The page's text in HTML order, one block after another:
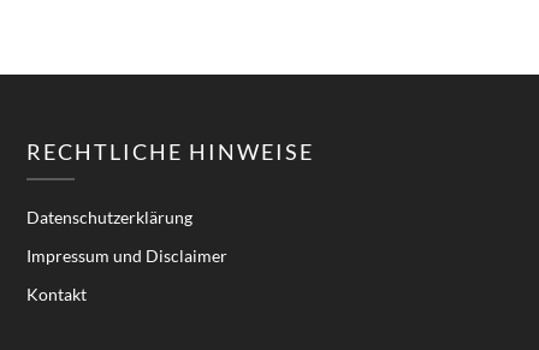
RECHTLICHE HINWEISE
Datenschutzerklärung
Impressum und Disclaimer
Kontakt